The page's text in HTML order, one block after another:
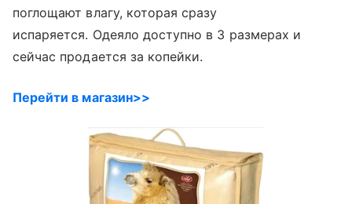
поглощают влагу, которая сразу
испаряется. Одеяло доступно в 3 размерах и
сейчас продается за копейки.
Перейти в магазин>>